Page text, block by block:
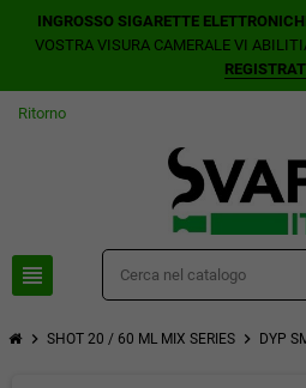
INGROSSO SIGARETTE
VOSTRA VISURA CAMERALE VI
Ritorno
view_headline
chevron_right SHOT 20 / 60 ML MIX SERIES chevron_right DYP